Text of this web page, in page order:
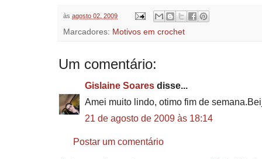
às agosto 02, 2009
Marcadores: Motivos em crochet
Um comentário:
Gislaine Soares disse...
Amei muito lindo, otimo fim de
21 de agosto de 2009 às 18:14
Postar um comentário